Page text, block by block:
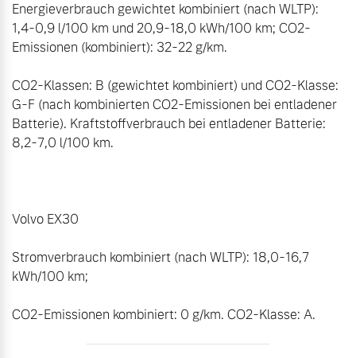
Energieverbrauch gewichtet kombiniert (nach WLTP):
1,4-0,9 l/100 km und 20,9-18,0 kWh/100 km; CO2-
Emissionen (kombiniert): 32-22 g/km.
CO2-Klassen: B (gewichtet kombiniert) und CO2-Klasse:
G-F (nach kombinierten CO2-Emissionen bei entladener
Batterie). Kraftstoffverbrauch bei entladener Batterie:
8,2-7,0 l/100 km.
Volvo EX30
Stromverbrauch kombiniert (nach WLTP): 18,0-16,7
kWh/100 km;
CO2-Emissionen kombiniert: 0 g/km. CO2-Klasse: A.